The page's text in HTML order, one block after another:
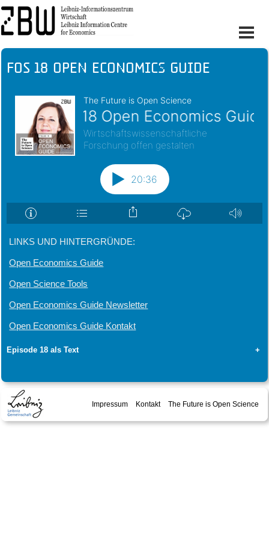
FOS 18 Open Economics Guide
LINKS UND HINTERGRÜNDE:
Open Economics Guide
Open Science Tools
Open Economics Guide Newsletter
Open Economics Guide Kontakt
Episode 18 als Text +
Impressum Kontakt The Future is Open Science